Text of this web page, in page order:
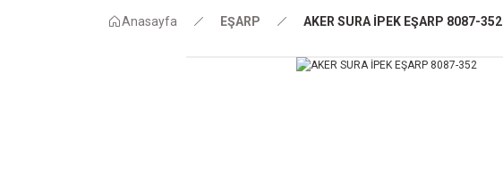
Anasayfa EŞARP AKER SURA İPEK EŞARP 8087-352